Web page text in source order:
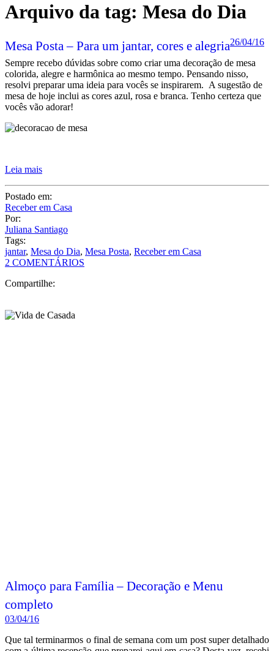
Arquivo da tag: Mesa do Dia
Mesa Posta – Para um jantar, cores e alegria26/04/16
Sempre recebo dúvidas sobre como criar uma decoração de mesa
colorida, alegre e harmônica ao mesmo tempo. Pensando nisso,
resolvi preparar uma ideia para vocês se inspirarem. A sugestão de
mesa de hoje inclui as cores azul, rosa e branca. Tenho certeza que
vocês vão adorar!
Leia mais
Postado em:
Receber em Casa
Por:
Juliana Santiago
Tags:
jantar, Mesa do Dia, Mesa Posta, Receber em Casa
2 COMENTÁRIOS
Compartilhe:
Almoço para Família – Decoração e Menu
completo
03/04/16
Que tal terminarmos o final de semana com um post super detalhado